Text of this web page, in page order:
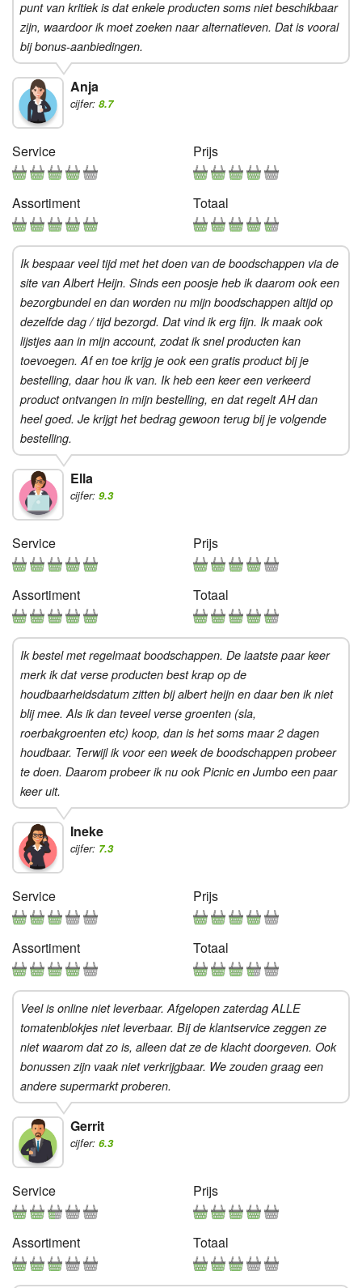
punt van kritiek is dat enkele producten soms niet beschikbaar
zijn, waardoor ik moet zoeken naar alternatieven. Dat is vooral
bij bonus-aanbiedingen.
Anja
cijfer: 8.7
Service Prijs
Assortiment Totaal
Ik bespaar veel tijd met het doen van de boodschappen via de
site van Albert Heijn. Sinds een poosje heb ik daarom ook een
bezorgbundel en dan worden nu mijn boodschappen altijd op
dezelfde dag / tijd bezorgd. Dat vind ik erg fijn. Ik maak ook
lijstjes aan in mijn account, zodat ik snel producten kan
toevoegen. Af en toe krijg je ook een gratis product bij je
bestelling, daar hou ik van. Ik heb een keer een verkeerd
product ontvangen in mijn bestelling, en dat regelt AH dan
heel goed. Je krijgt het bedrag gewoon terug bij je volgende
bestelling.
Ella
cijfer: 9.3
Service Prijs
Assortiment Totaal
Ik bestel met regelmaat boodschappen. De laatste paar keer
merk ik dat verse producten best krap op de
houdbaarheidsdatum zitten bij albert heijn en daar ben ik niet
blij mee. Als ik dan teveel verse groenten (sla,
roerbakgroenten etc) koop, dan is het soms maar 2 dagen
houdbaar. Terwijl ik voor een week de boodschappen probeer
te doen. Daarom probeer ik nu ook Picnic en Jumbo een paar
keer uit.
Ineke
cijfer: 7.3
Service Prijs
Assortiment Totaal
Veel is online niet leverbaar. Afgelopen zaterdag ALLE
tomatenblokjes niet leverbaar. Bij de klantservice zeggen ze
niet waarom dat zo is, alleen dat ze de klacht doorgeven. Ook
bonussen zijn vaak niet verkrijgbaar. We zouden graag een
andere supermarkt proberen.
Gerrit
cijfer: 6.3
Service Prijs
Assortiment Totaal